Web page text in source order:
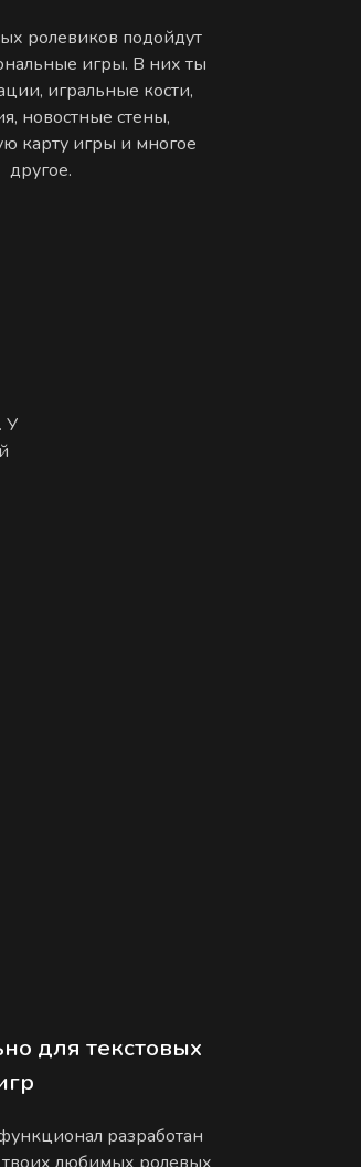
ролевиков подойдут
игры. В них ты
игральные кости,
новостные стены,
карту игры и многое
другое.
У
для текстовых
разработан
твоих любимых ролевых